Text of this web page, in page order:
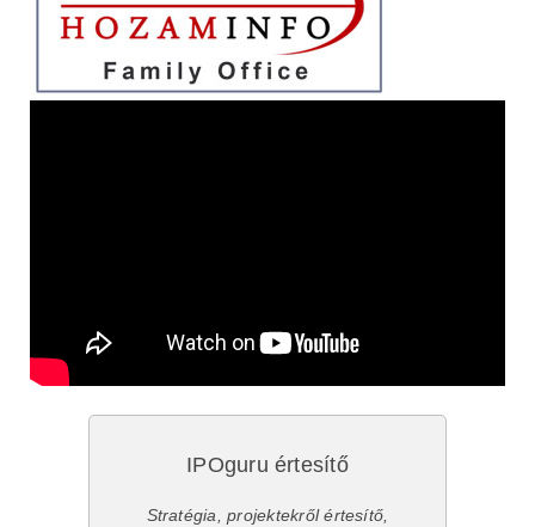
IPOguru értesítő
Stratégia, projektekről értesítő,